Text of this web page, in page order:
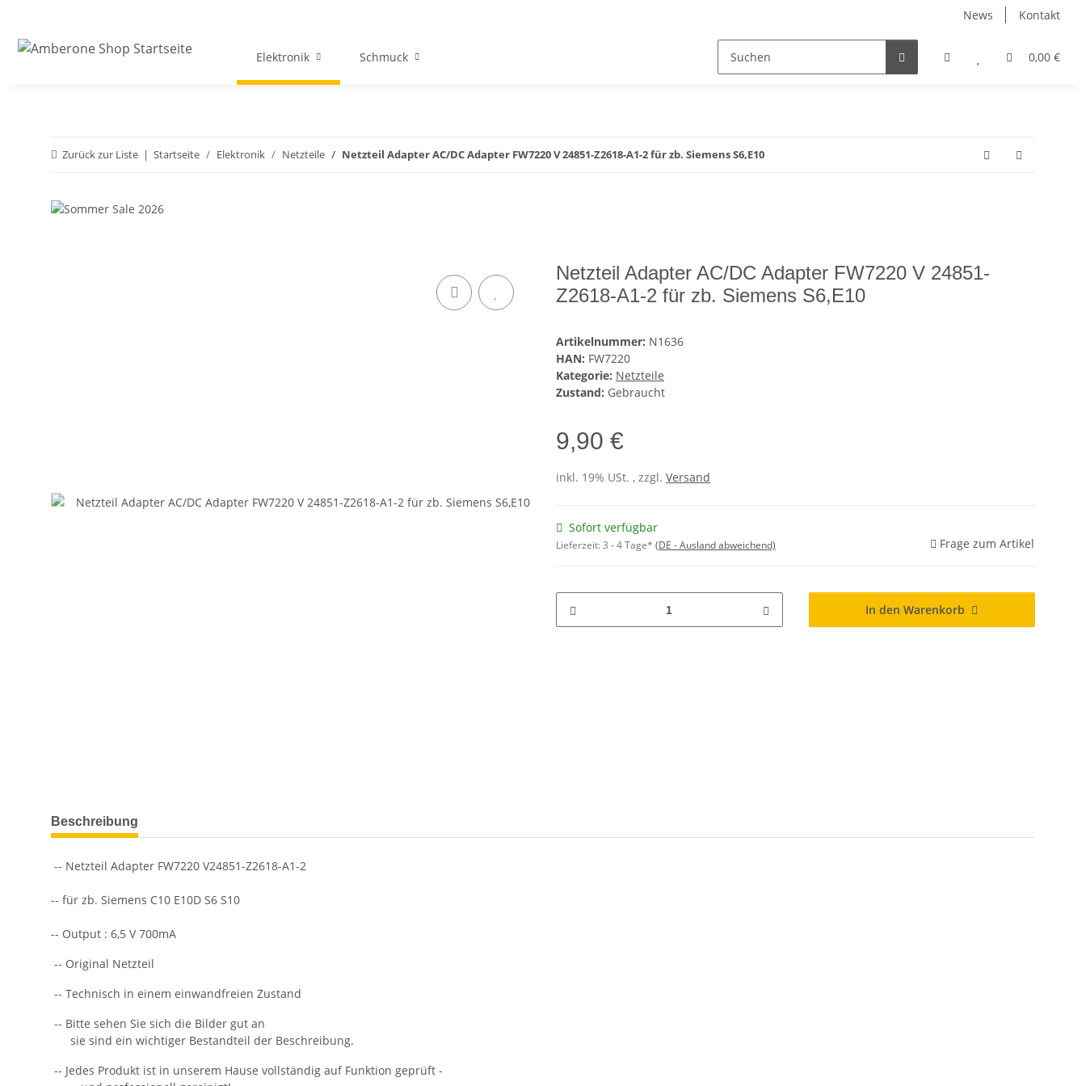
News Kontakt
0,00 €
Elektronik Schmuck
Zurück zur Liste Startseite Elektronik Netzteile Netzteil Adapter AC/DC Adapter FW7220 V 24851-Z2618-A1-2 für zb. Siemens S6,E10
Netzteil Adapter AC/DC Adapter FW7220 V 24851-
Z2618-A1-2 für zb. Siemens S6,E10
Artikelnummer: N1636
HAN: FW7220
Kategorie: Netzteile
Zustand: Gebraucht
9,90 €
inkl. 19% USt. , zzgl. Versand
Sofort verfügbar
Lieferzeit:3 - 4 Tage* (DE - Ausland abweichend) Frage zum Artikel
In den Warenkorb
weitere Registerkarten anzeigen
Beschreibung
-- Netzteil Adapter FW7220 V24851-Z2618-A1-2
-- für zb. Siemens C10 E10D S6 S10
-- Output : 6,5 V 700mA
-- Original Netzteil
-- Technisch in einem einwandfreien Zustand
-- Bitte sehen Sie sich die Bilder gut an
sie sind ein wichtiger Bestandteil der Beschreibung.
-- Jedes Produkt ist in unserem Hause vollständig auf Funktion geprüft -